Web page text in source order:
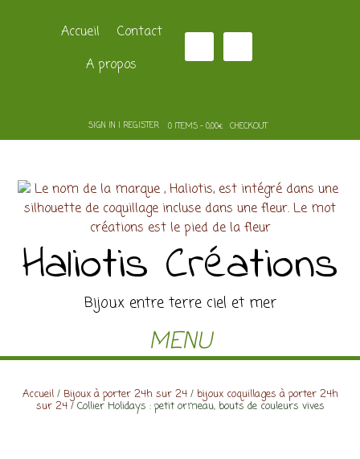
Accueil
Contact
A propos
SIGN IN | REGISTER 0 ITEMS - 0,00€ CHECKOUT
Haliotis Créations
Bijoux entre terre ciel et mer
MENU
Accueil/ Bijoux à porter 24h sur 24/ bijoux coquillages à porter 24h
sur 24/ Collier Holidays : petit ormeau, bouts de couleurs vives